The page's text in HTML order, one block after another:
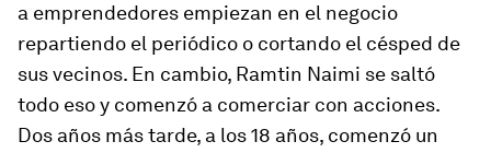
a emprendedores empiezan en el negocio
repartiendo el periódico o cortando el césped de
sus vecinos. En cambio, Ramtin Naimi se saltó
todo eso y comenzó a comerciar con acciones.
Dos años más tarde, a los 18 años, comenzó un